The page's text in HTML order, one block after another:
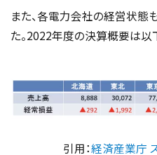
また、各電力会社の経営状態
た。2022年度の決算概要は以
引用：経済産業庁